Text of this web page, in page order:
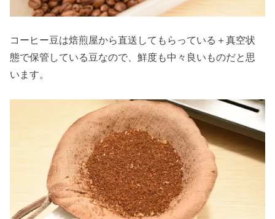
コーヒー豆は焙煎屋から直送してもらっている＋真空状
態で保管している豆なので、鮮度も中々良いものだと思
います。